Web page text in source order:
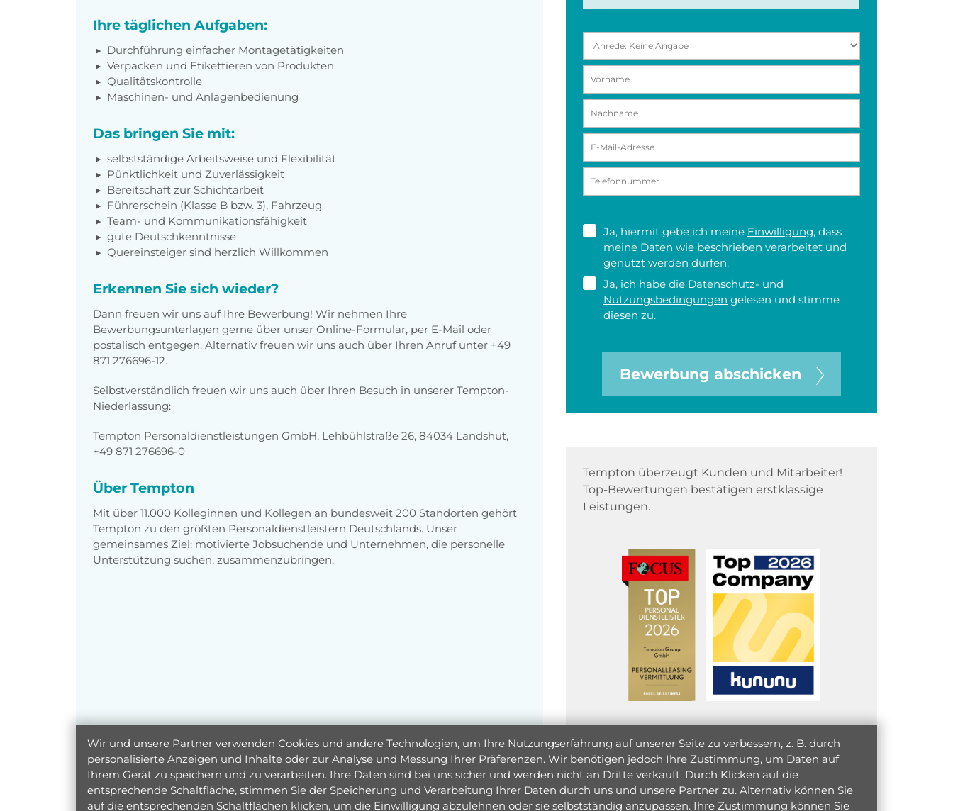
Ihre täglichen Aufgaben:
Durchführung einfacher Montagetätigkeiten
Verpacken und Etikettieren von Produkten
Qualitätskontrolle
Maschinen- und Anlagenbedienung
Das bringen Sie mit:
selbstständige Arbeitsweise und Flexibilität
Pünktlichkeit und Zuverlässigkeit
Bereitschaft zur Schichtarbeit
Führerschein (Klasse B bzw. 3), Fahrzeug
Team- und Kommunikationsfähigkeit
gute Deutschkenntnisse
Quereinsteiger sind herzlich Willkommen
Erkennen Sie sich wieder?
Dann freuen wir uns auf Ihre Bewerbung! Wir nehmen Ihre
Bewerbungsunterlagen gerne über unser Online-Formular, per E-Mail oder
postalisch entgegen. Alternativ freuen wir uns auch über Ihren Anruf unter +49
871 276696-12.
Selbstverständlich freuen wir uns auch über Ihren Besuch in unserer Tempton-
Niederlassung:
Tempton Personaldienstleistungen GmbH, Lehbühlstraße 26, 84034 Landshut,
+49 871 276696-0
Über Tempton
Mit über 11.000 Kolleginnen und Kollegen an bundesweit 200 Standorten gehört
Tempton zu den größten Personaldienstleistern Deutschlands. Unser
gemeinsames Ziel: motivierte Jobsuchende und Unternehmen, die personelle
Unterstützung suchen, zusammenzubringen.
Ja, hiermit gebe ich meine Einwilligung, dass
meine Daten wie beschrieben verarbeitet und
genutzt werden dürfen.
Ja, ich habe die Datenschutz- und
Nutzungsbedingungen gelesen und stimme
diesen zu.
Bewerbung abschicken
Tempton überzeugt Kunden und Mitarbeiter!
Top-Bewertungen bestätigen erstklassige
Leistungen.
Wir und unsere Partner verwenden Cookies und andere Technologien, um Ihre Nutzungserfahrung auf unserer Seite zu verbessern, z. B. durch
personalisierte Anzeigen und Inhalte oder zur Analyse und Messung Ihrer Präferenzen. Wir benötigen jedoch Ihre Zustimmung, um Daten auf
Ihrem Gerät zu speichern und zu verarbeiten. Ihre Daten sind bei uns sicher und werden nicht an Dritte verkauft. Durch Klicken auf die
entsprechende Schaltfläche, stimmen Sie der Speicherung und Verarbeitung Ihrer Daten durch uns und unsere Partner zu. Alternativ können Sie
auf die entsprechenden Schaltflächen klicken, um die Einwilligung abzulehnen oder sie selbstständig anzupassen. Ihre Zustimmung können Sie